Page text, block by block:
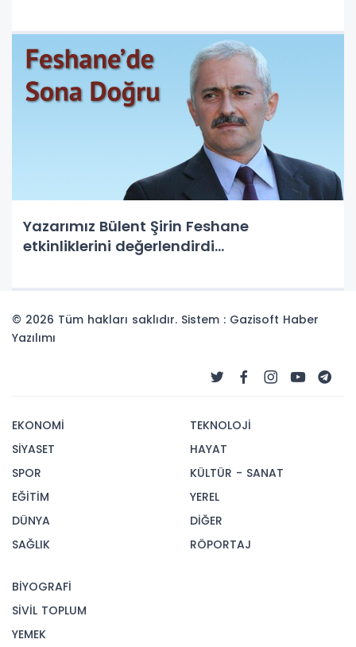
Yazarımız Bülent Şirin Feshane
etkinliklerini değerlendirdi...
© 2026 Tüm hakları saklıdır. Sistem : Gazisoft Haber
Yazılımı
EKONOMİ
SİYASET
SPOR
EĞİTİM
DÜNYA
SAĞLIK
TEKNOLOJİ
HAYAT
KÜLTÜR - SANAT
YEREL
DİĞER
RÖPORTAJ
BİYOGRAFİ
SİVİL TOPLUM
YEMEK